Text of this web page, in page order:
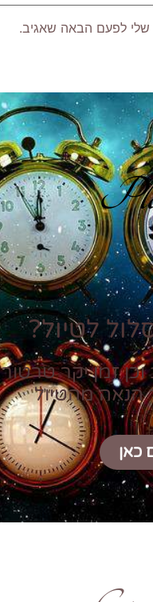
שלי לפעם הבאה שאגיב.
לטיול?
זמן יקר טרטור
הנאה מהטיול
כאן